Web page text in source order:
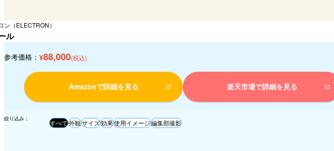
ン（ELECTRON）
ル
参考価格： ¥88,000(税込)
Amazonで詳細を見る 楽天市場で詳細を見る
絞り込み： すべて外観サイズ効果使用イメージ編集部撮影